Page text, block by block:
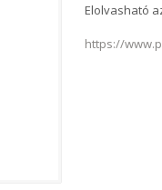
Elolvasható
https://